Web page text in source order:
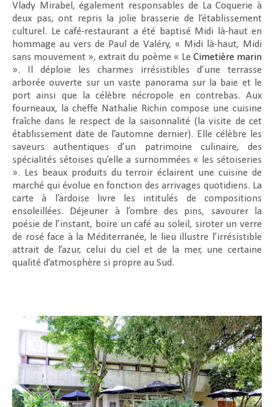
Vlady Mirabel, également responsables de La Coquerie à
deux pas, ont repris la jolie brasserie de l’établissement
culturel. Le café-restaurant a été baptisé Midi là-haut en
hommage au vers de Paul de Valéry, « Midi là-haut, Midi
sans mouvement », extrait du poème « Le Cimetière marin
». Il déploie les charmes irrésistibles d’une terrasse
arborée ouverte sur un vaste panorama sur la baie et le
port ainsi que la célèbre nécropole en contrebas. Aux
fourneaux, la cheffe Nathalie Richin compose une cuisine
fraîche dans le respect de la saisonnalité (la visite de cet
établissement date de l’automne dernier). Elle célèbre les
saveurs authentiques d’un patrimoine culinaire, des
spécialités sétoises qu’elle a surnommées « les sétoiseries
». Les beaux produits du terroir éclairent une cuisine de
marché qui évolue en fonction des arrivages quotidiens. La
carte à l’ardoise livre les intitulés de compositions
ensoleillées. Déjeuner à l’ombre des pins, savourer la
poésie de l’instant, boire un café au soleil, siroter un verre
de rosé face à la Méditerranée, le lieu illustre l’irrésistible
attrait de l’azur, celui du ciel et de la mer, une certaine
qualité d’atmosphère si propre au Sud.